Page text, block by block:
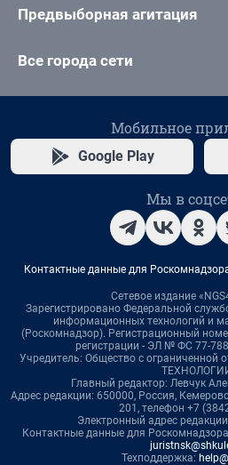
Предвыборная агитация
Все города сети
Мобильное
Google Play
Мы в
Контактные данные для
Сетевое издание
Зарегистрировано Федеральной
информационных технологий и
(Роскомнадзор). Регистрационный
регистрации - ЭЛ № ФС 77-
Учредитель: Общество с ограниченной
Главный редактор: Левчук
Адрес редакции: 650000, Россия,
201, телефон +7
Электронный адрес
Контактные данные для
Техподдержка: